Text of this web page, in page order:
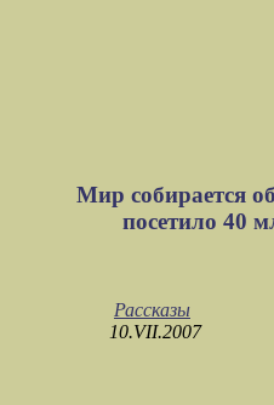
Мир собирается
посетило 40
Рассказы
10.VII.2007